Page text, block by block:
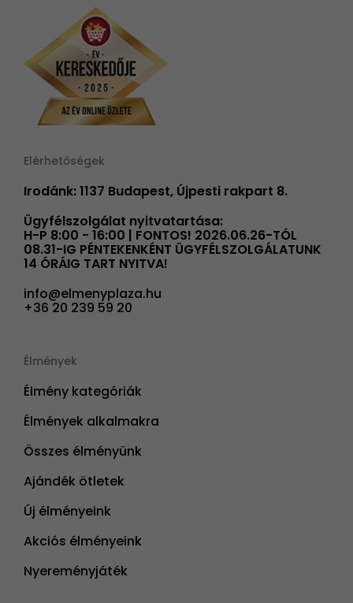
Elérhetőségek
Irodánk: 1137 Budapest, Újpesti rakpart 8.
Ügyfélszolgálat nyitvatartása:
H-P 8:00 - 16:00 | FONTOS! 2026.06.26-TÓL
08.31-IG PÉNTEKENKÉNT ÜGYFÉLSZOLGÁLATUNK
14 ÓRÁIG TART NYITVA!
info@elmenyplaza.hu
+36 20 239 59 20
Élmények
Élmény kategóriák
Élmények alkalmakra
Összes élményünk
Ajándék ötletek
Új élményeink
Akciós élményeink
Nyereményjáték